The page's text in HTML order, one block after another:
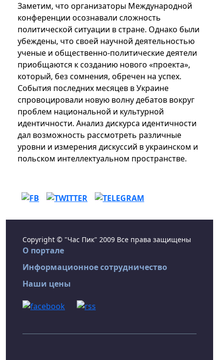
Заметим, что организаторы Международной
конференции осознавали сложность
политической ситуации в стране. Однако были
убеждены, что своей научной деятельностью
ученые и общественно-политические деятели
приобщаются к созданию нового «проекта»,
который, без сомнения, обречен на успех.
События последних месяцев в Украине
спровоцировали новую волну дебатов вокруг
проблем национальной и культурной
идентичности. Анализ дискурса идентичности
дал возможность рассмотреть различные
уровни и измерения дискуссий в украинском и
польском интеллектуальном пространстве.
Copyright © "Час Пик" 2009 Все права защищены
О портале
Информационное сотрудничество
Наши цены